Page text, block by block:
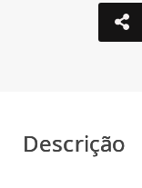
Descrição